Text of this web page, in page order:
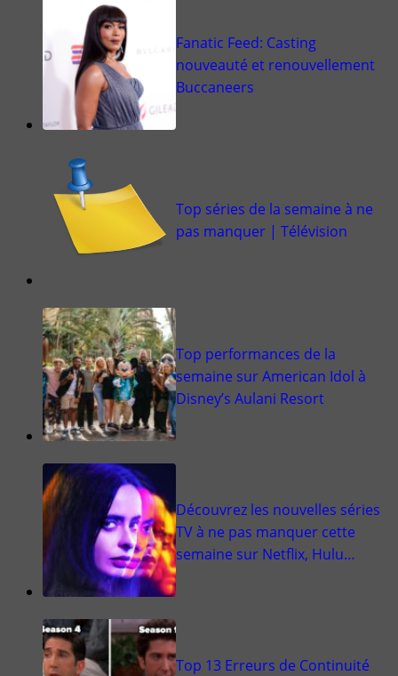
Fanatic Feed: Casting
nouveauté et renouvellement
Buccaneers
Top séries de la semaine à ne
pas manquer | Télévision
Top performances de la
semaine sur American Idol à
Disney’s Aulani Resort
Découvrez les nouvelles séries
TV à ne pas manquer cette
semaine sur Netflix, Hulu…
Top 13 Erreurs de Continuité